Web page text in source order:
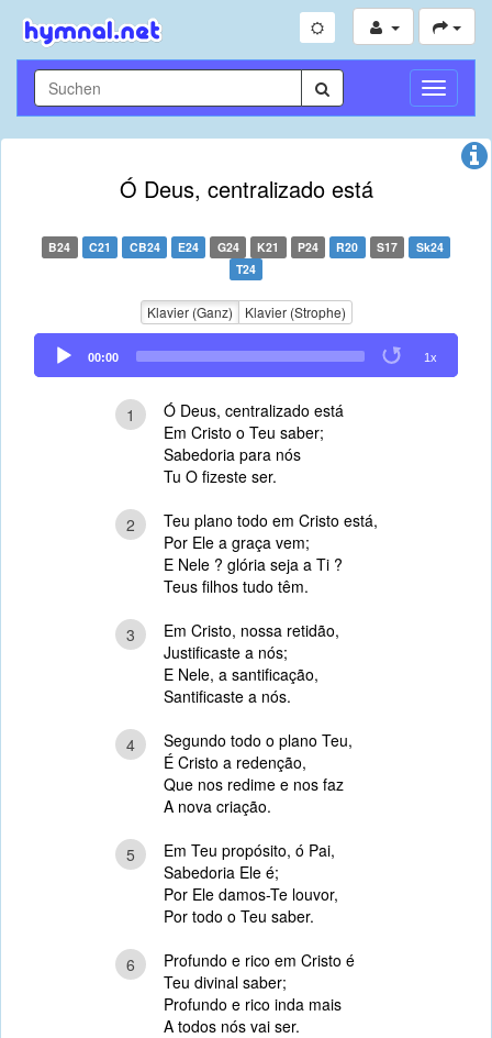
Ó Deus, centralizado está
B24 C21 CB24 E24 G24 K21 P24 R20 S17
Sk24
T24
Klavier (Ganz) Klavier (Strophe)
Audio
Player
00:00 1x
1
Ó Deus, centralizado está
Em Cristo o Teu saber;
Sabedoria para nós
Tu O fizeste ser.
2
Teu plano todo em Cristo está,
Por Ele a graça vem;
E Nele ? glória seja a Ti ?
Teus filhos tudo têm.
3
Em Cristo, nossa retidão,
Justificaste a nós;
E Nele, a santificação,
Santificaste a nós.
4
Segundo todo o plano Teu,
É Cristo a redenção,
Que nos redime e nos faz
A nova criação.
5
Em Teu propósito, ó Pai,
Sabedoria Ele é;
Por Ele damos-Te louvor,
Por todo o Teu saber.
6
Profundo e rico em Cristo é
Teu divinal saber;
Profundo e rico inda mais
A todos nós vai ser.